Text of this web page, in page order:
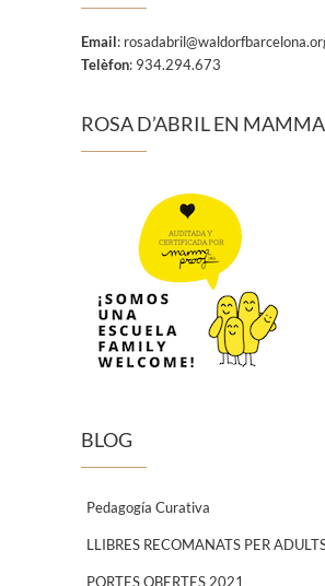
Email:
Telèfon: 934.294.673
ROSA D’ABRIL EN
BLOG
Pedagogía Curativa
LLIBRES RECOMANATS PER
PORTES OBERTES 2021